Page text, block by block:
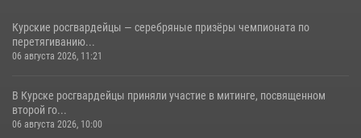
Курские росгвардейцы — серебряные призёры чемпионата по
перетягиванию...
06 августа 2026, 11:21
В Курске росгвардейцы приняли участие в митинге, посвященном
второй го...
06 августа 2026, 10:00